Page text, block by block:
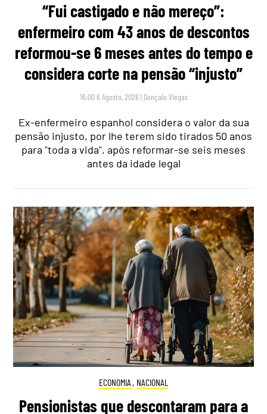
“Fui castigado e não mereço”:
enfermeiro com 43 anos de descontos
reformou-se 6 meses antes do tempo e
considera corte na pensão “injusto”
16:00 6 Agosto, 2026 | Gonçalo Viegas
Ex-enfermeiro espanhol considera o valor da sua
pensão injusto, por lhe terem sido tirados 50 anos
para "toda a vida", após reformar-se seis meses
antes da idade legal
ECONOMIA , NACIONAL
Pensionistas que descontaram para a